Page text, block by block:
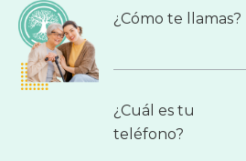
¿Cómo te llamas?
¿Cuál es tu
teléfono?